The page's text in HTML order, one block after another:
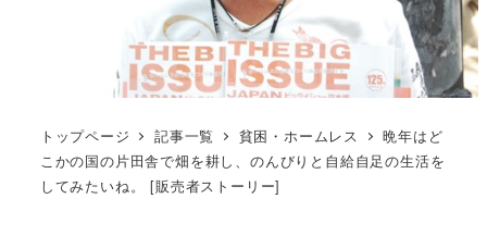
トップページ 記事一覧 貧困・ホームレス
晩年はど
こかの国の片田舎で畑を耕し、のんびりと自給自足の生活を
してみたいね。 [販売者ストーリー]